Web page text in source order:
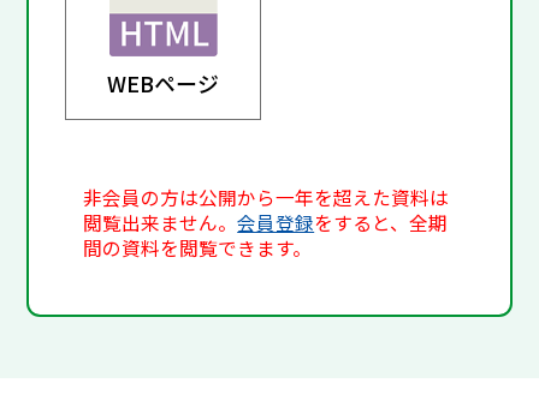
WEBページ
非会員の方は公開から一年を超えた資料は
閲覧出来ません。会員登録をすると、全期
間の資料を閲覧できます。